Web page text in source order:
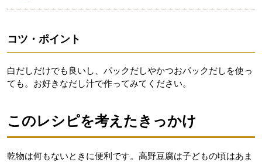
コツ・ポイント
白だしだけでも良いし、パックだしやかつおパックだしを使っ
ても。お好きなだし汁で作ってみてください。
このレシピを考えたきっかけ
乾物は何もないときに便利です。高野豆腐は子どもの頃はあま